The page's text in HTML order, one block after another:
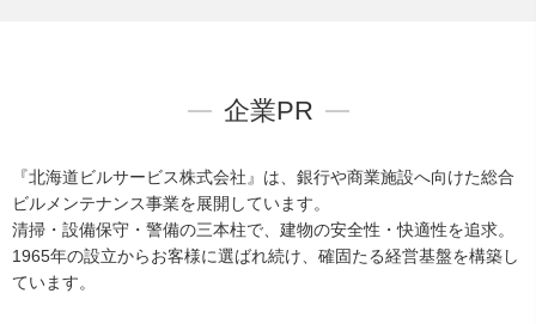
企業PR
『北海道ビルサービス株式会社』は、銀行や商業施設へ向けた総合
ビルメンテナンス事業を展開しています。
清掃・設備保守・警備の三本柱で、建物の安全性・快適性を追求。
1965年の設立からお客様に選ばれ続け、確固たる経営基盤を構築し
ています。